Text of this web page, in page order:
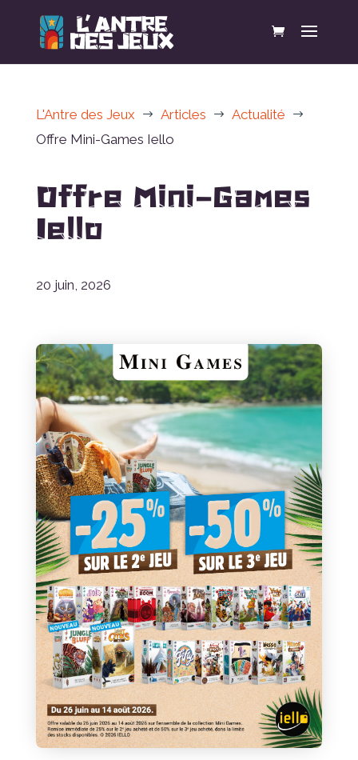
L'Antre des Jeux $ Articles $ Actualité $
Offre Mini-Games Iello
Offre Mini-Games
Iello
20 juin, 2026